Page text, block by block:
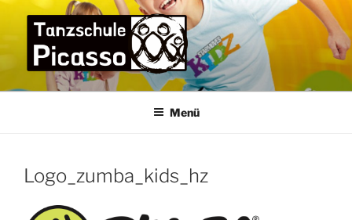
springen
TANZSCHULE PICASSO
die Tanzschule im Bremer Osten für die ganze Familie –
Menü
Logo_zumba_kids_hz